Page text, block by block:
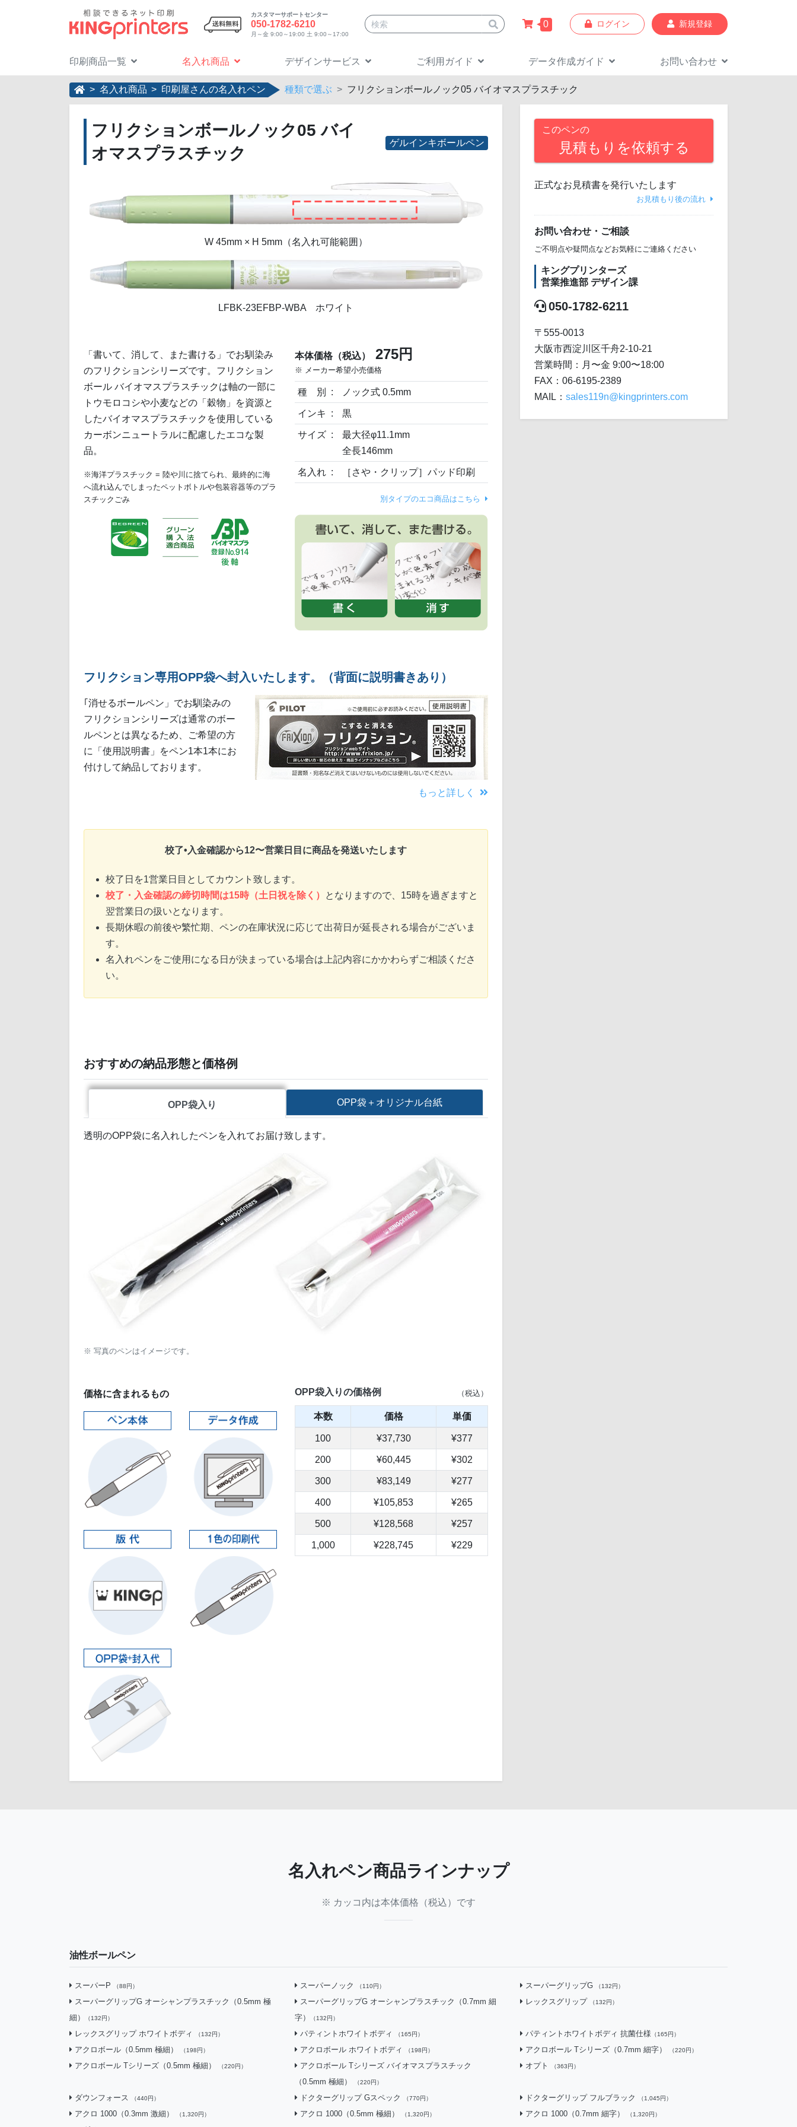
カスタマーサポートセンター
050-1782-6210
月～金 9:00～19:00 土 9:00～17:00
サイト内検索 0 ログイン 新規登録
印刷商品一覧 名入れ商品 デザインサービス ご利用ガイド データ作成ガイド お問い合わせ
名入れ商品 印刷屋さんの名入れペン 種類で選ぶ フリクションボールノック05 バイオマスプラスチック
フリクションボールノック05 バイ
オマスプラスチック
ゲルインキボールペン
W 45mm × H 5mm（名入れ可能範囲）
LFBK-23EFBP-WBA ホワイト
「書いて、消して、また書ける」でお馴染み
のフリクションシリーズです。フリクション
ボール バイオマスプラスチックは軸の一部に
トウモロコシや小麦などの「穀物」を資源と
したバイオマスプラスチックを使用している
カーボンニュートラルに配慮したエコな製
品。
※海洋プラスチック = 陸や川に捨てられ、最終的に海
へ流れ込んでしまったペットボトルや包装容器等のプラ
スチックごみ
本体価格（税込） 275円
※ メーカー希望小売価格
種 別 ノック式 0.5mm
インキ 黒
サイズ
最大径φ11.1mm
全長146mm
名入れ ［さや・クリップ］パッド印刷
別タイプのエコ商品はこちら
フリクション専用OPP袋へ封入いたします。（背面に説明書きあり）
｢消せるボールペン」でお馴染みの
フリクションシリーズは通常のボー
ルペンとは異なるため、ご希望の方
に「使用説明書」をペン1本1本にお
付けして納品しております。
もっと詳しく
校了•入金確認から12〜営業日目に商品を発送いたします
校了日を1営業日目としてカウント致します。
校了・入金確認の締切時間は15時（土日祝を除く）
となりますので、15時を過ぎますと
翌営業日の扱いとなります。
長期休暇の前後や繁忙期、ペンの在庫状況に応じて出荷日が延長される場合がございま
す。
名入れペンをご使用になる日が決まっている場合は上記内容にかかわらずご相談くださ
い。
おすすめの納品形態と価格例
OPP袋入り OPP袋＋オリジナル台紙
透明のOPP袋に名入れしたペンを入れてお届け致します。
※ 写真のペンはイメージです。
価格に含まれるもの OPP袋入りの価格例 （税込）
本数 価格 単価
100 ¥37,730 ¥377
200 ¥60,445 ¥302
300 ¥83,149 ¥277
400 ¥105,853 ¥265
500 ¥128,568 ¥257
1,000 ¥228,745 ¥229
このペンの
見積もりを依頼する
正式なお見積書を発行いたします
お見積もり後の流れ
お問い合わせ・ご相談
ご不明点や疑問点などお気軽にご連絡ください
キングプリンターズ
営業推進部 デザイン課
050-1782-6211
〒555-0013
大阪市西淀川区千舟2-10-21
営業時間：月〜金 9:00〜18:00
FAX：06-6195-2389
MAIL： sales119n@kingprinters.com
名入れペン商品ラインナップ
※ カッコ内は本体価格（税込）です
油性ボールペン
スーパーP （88円） スーパーノック （110円） スーパーグリップG （132円）
スーパーグリップG オーシャンプラスチック（0.5mm 極
細）
（132円）
スーパーグリップG オーシャンプラスチック（0.7mm 細
字）
（132円）
レックスグリップ （132円）
レックスグリップ ホワイトボディ （132円） パティントホワイトボディ （165円） パティントホワイトボディ 抗菌仕様 （165円）
アクロボール（0.5mm 極細） （198円） アクロボール ホワイトボディ （198円） アクロボール Tシリーズ（0.7mm 細字） （220円）
アクロボール Tシリーズ（0.5mm 極細） （220円）
アクロボール Tシリーズ バイオマスプラスチック
（0.5mm 極細）
（220円）
オプト （363円）
ダウンフォース （440円） ドクターグリップ Gスペック （770円） ドクターグリップ フルブラック （1,045円）
アクロ 1000（0.3mm 激細） （1,320円） アクロ 1000（0.5mm 極細） （1,320円） アクロ 1000（0.7mm 細字） （1,320円）